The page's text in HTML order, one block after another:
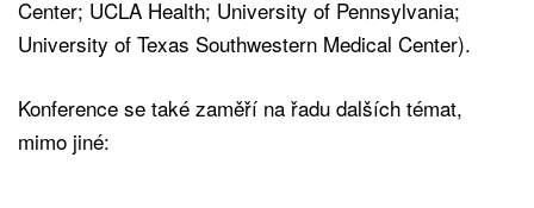
Center; UCLA Health; University of Pennsylvania;
University of Texas Southwestern Medical Center).
Konference se také zaměří na řadu dalších témat,
mimo jiné: